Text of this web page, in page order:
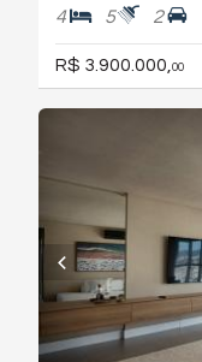
4 5 2
R$ 3.900.000,00